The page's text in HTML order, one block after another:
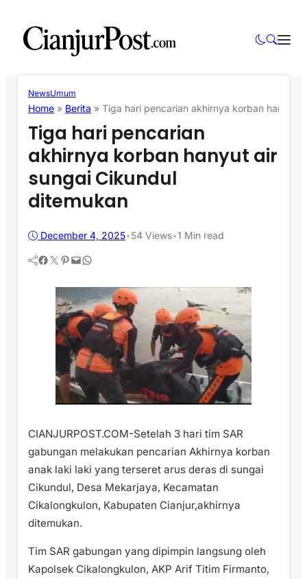
NewsUmum
Home » Berita » Tiga hari pencarian akhirnya korban hanyut
Tiga hari pencarian
akhirnya korban hanyut air
sungai Cikundul
ditemukan
December 4, 2025•54 Views•1 Min read
Facebook Twitter Pinterest Mail WhatsApp
CIANJURPOST.COM-Setelah 3 hari tim SAR
gabungan melakukan pencarian Akhirnya korban
anak laki laki yang terseret arus deras di sungai
Cikundul, Desa Mekarjaya, Kecamatan
Cikalongkulon, Kabupaten Cianjur,akhirnya
ditemukan.
Tim SAR gabungan yang dipimpin langsung oleh
Kapolsek Cikalongkulon, AKP Arif Titim Firmanto,